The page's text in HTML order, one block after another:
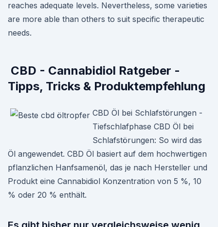
reaches adequate levels. Nevertheless, some varieties
are more able than others to suit specific therapeutic
needs.
️ CBD - Cannabidiol Ratgeber -
Tipps, Tricks & Produktempfehlung
CBD Öl bei Schlafstörungen -
Tiefschlafphase CBD Öl bei
Schlafstörungen: So wird das
Öl angewendet. CBD Öl basiert auf dem hochwertigen
pflanzlichen Hanfsamenöl, das je nach Hersteller und
Produkt eine Cannabidiol Konzentration von 5 %, 10
% oder 20 % enthält.